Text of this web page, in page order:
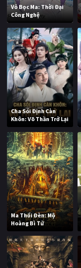
Vỏ Bọc Ma: Thời Đại
Công Nghệ
Cha Sói Định Càn
Khôn: Võ Thần Trở Lại
Ma Thổi Đèn: Mộ
Hoàng Bì Tử